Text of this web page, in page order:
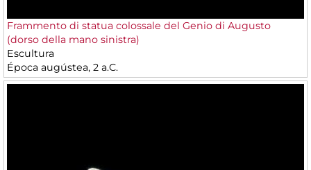
Frammento di statua colossale del Genio di Augusto
(dorso della mano sinistra)
Escultura
Época augústea, 2 a.C.